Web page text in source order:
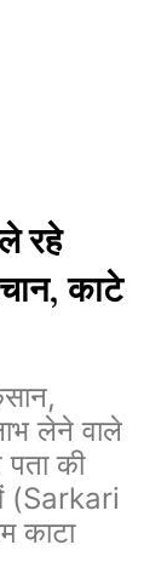
रहे
काटे
लेने वाले
की
(Sarkari
काटा